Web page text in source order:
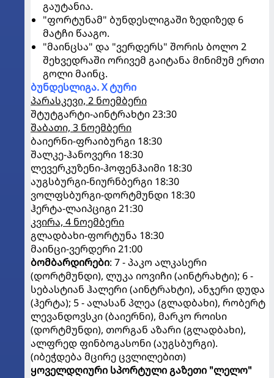
გაუტანია.
"ფორტუნამ" ბუნდესლიგაში ზედიზედ 6
მატჩი წააგო.
"მაინცსა" და "ვერდერს" შორის ბოლო 2
შეხვედრაში ორივემ გაიტანა მინიმუმ ერთი
გოლი მაინც.
ბუნდესლიგა. X ტური
პარასკევი, 2 ნოემბერი
შტუტგარტი-აინტრახტი 23:30
შაბათი, 3 ნოემბერი
ბაიერნი-ფრაიბურგი 18:30
შალკე-ჰანოვერი 18:30
ლევერკუზენი-ჰოფენჰაიმი 18:30
აუგსბურგი-ნიურნბერგი 18:30
ვოლფსბურგი-დორტმუნდი 18:30
ჰერტა-ლაიპციგი 21:30
კვირა, 4 ნოემბერი
გლადბახი-ფორტუნა 18:30
მაინცი-ვერდერი 21:00
ბომბარდირები: 7 - პაკო ალკასერი
(დორტმუნდი), ლუკა იოვიჩი (აინტრახტი); 6 -
სებასტიან ჰალერი (აინტრახტი), ანჯერი დუდა
(ჰერტა); 5 - ალასან პლეა (გლადბახი), რობერტ
ლევანდოვსკი (ბაიერნი), მარკო როისი
(დორტმუნდი), თორგან აზარი (გლადბახი),
ალფრედ ფინბოგასონი (აუგსბურგი).
(იბეჭდება მცირე ცვლილებით)
ყოველდღიური სპორტული გაზეთი "ლელო"